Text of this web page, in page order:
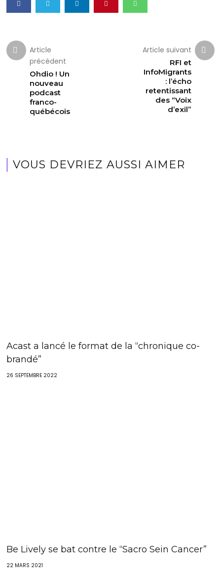
Article
précédent
Ohdio ! Un
nouveau
podcast
franco-
québécois
Article suivant
RFI et
InfoMigrants
: l’écho
retentissant
des “Voix
d’exil”
VOUS DEVRIEZ AUSSI AIMER
Acast a lancé le format de la “chronique co-
brandé”
26 SEPTEMBRE 2022
Be Lively se bat contre le “Sacro Sein Cancer”
22 MARS 2021